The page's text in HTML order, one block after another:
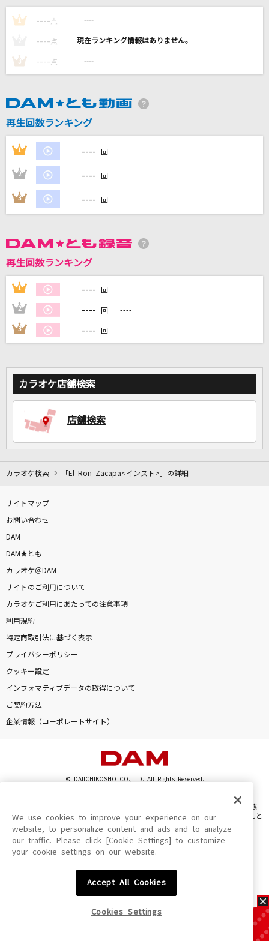
恋一夜
Acid Black Cherry
センチメンタル・ジャーニー
松本伊代
[生音]SAKURA
[生音]Silly(4th ワンマンTour～20 twenty～)
家入レオ
[生音]高嶺の花子さん
back number
嵐(アラシ)
ダーリン
Mrs. GREEN APPLE
カラオケ最新情報をチェック！
カラオケをもっと楽しもう！
1 ---- 点 ----
---- 点 ----
3 ---- 点 ----
再生回数ランキング
1 ---- 回 ----
2 ---- 回 ----
3 ---- 回 ----
再生回数ランキング
1 ---- 回 ----
2 ---- 回 ----
3 ---- 回 ----
カラオケ店舗検索
店舗検索
カラオケ検索 「El Ron Zacapa<インスト>」の詳細
サイトマップ
お問い合わせ
DAM
DAM★とも
カラオケ＠DAM
サイトのご利用について
カラオケご利用にあたっての注意事項
利用規約
特定商取引法に基づく表示
プライバシーポリシー
クッキー設定
インフォマティブデータの取得について
ご契約方法
企業情報（コーポレートサイト）
© DAIICHIKOSHO CO.,LTD. All Rights Reserved.
このサイトに掲載されている一切の文章・画像・写真・動画・音声等を、手段や形態
を問わず、著作権法の定める範囲を超えて無断で複製、転載、ファイル化などすること
を禁じます。
楽曲及びコンテンツは、機種によりご利用いただけない場合があります。
楽曲及びコンテンツの配信日、配信内容が変更になる場合があります。
We use cookies to improve your experience on our
website, to personalize content and ads and to analyze
our traffic. Please click [Cookie Settings] to customize
your cookie settings on our website.
Accept All Cookies
Cookies Settings